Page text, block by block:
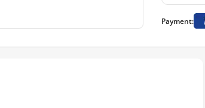
Payment: